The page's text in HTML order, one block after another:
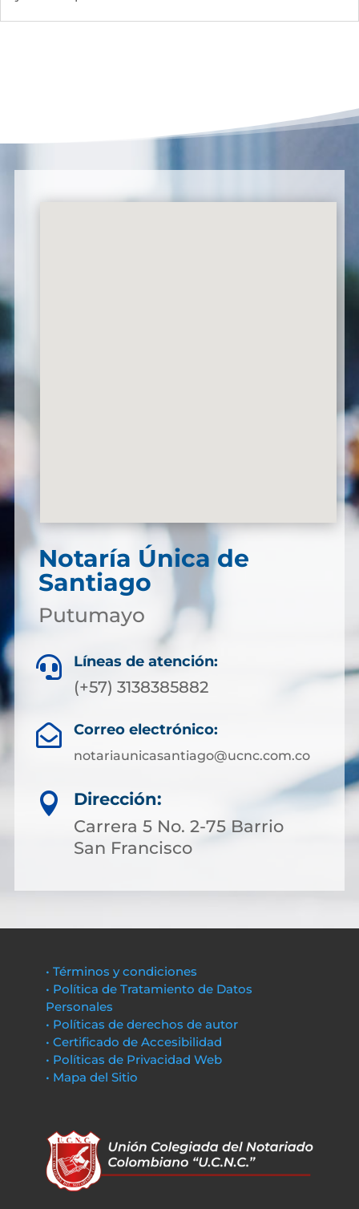
Notaría Única de
Santiago
Putumayo
 Líneas de atención:
(+57) 3138385882
 Correo electrónico:
notariaunicasantiago@ucnc.com.co

Dirección:
Carrera 5 No. 2-75 Barrio
San Francisco
• Términos y condiciones
• Política de Tratamiento de Datos
Personales
• Políticas de derechos de autor
• Certificado de Accesibilidad
• Políticas de Privacidad Web
• Mapa del Sitio